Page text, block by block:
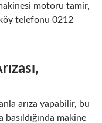
motoru tamir,
telefonu 0212
arıza yapabilir, bu
makine